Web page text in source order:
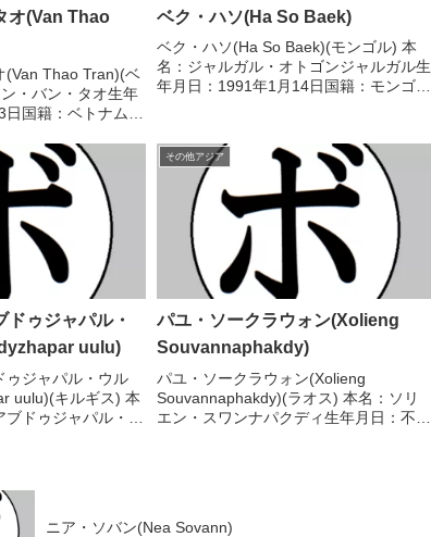
オ(Van Thao
(Van Thao Tran)(ベ
・バン・タオ生年
国籍：ベトナム戦
級王座WBOグロー
【...
ベク・ハソ(Ha So Baek)
ベク・ハソ(Ha So Baek)(モンゴル) 本
名：ジャルガル・オトゴンジャルガル生
年月日：1991年1月14日国籍：モンゴル
太平洋ミドル級王座 【戦歴】2...
ドゥジャパル・
uulu)
ゥジャパル・ウル
uulu)(キルギス) 本
ドゥジャパル・ウ
その他アジア
パユ・ソークラウォン(Xolieng
Souvannaphakdy)
パユ・ソークラウォン(Xolieng
Souvannaphakdy)(ラオス) 本名：ソリ
エン・スワンナパクディ生年月日：不明
ニア・ソバン(Nea Sovann)